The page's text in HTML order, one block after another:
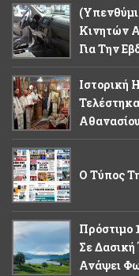
Κινητών
Για Την
Ιστορική
Αθανασίου
Ο Τύπος
Πρόστιμο
Σε
Ανάψει